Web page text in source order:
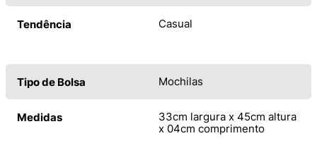
Tendência Casual
Tipo de Bolsa Mochilas
Medidas
33cm largura x 45cm altura
x 04cm comprimento